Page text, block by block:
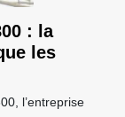
: la
les
l’entreprise